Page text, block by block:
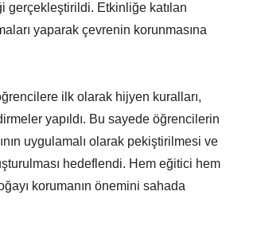
gerçekleştirildi. Etkinliğe katılan
yaparak çevrenin korunmasına
ilk olarak hijyen kuralları,
yapıldı. Bu sayede öğrencilerin
uygulamalı olarak pekiştirilmesi ve
hedeflendi. Hem eğitici hem
korumanın önemini sahada